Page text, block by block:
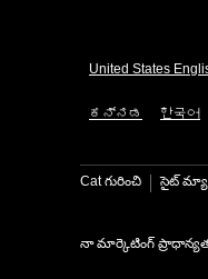
United States
ಕನ್ನಡ 한국어
Cat గురించి సైట్
నా మార్కెటింగ్